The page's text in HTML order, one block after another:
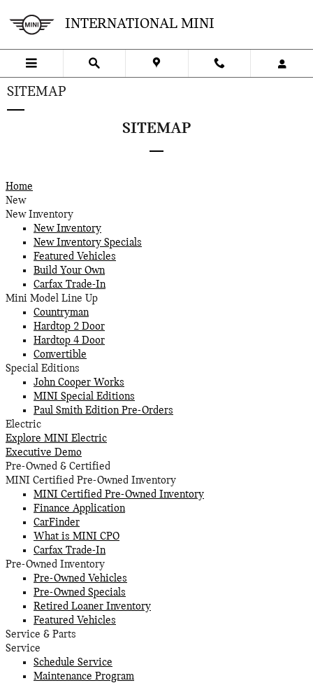
INTERNATIONAL MINI
SITEMAP
SITEMAP
Home
New
New Inventory
New Inventory
New Inventory Specials
Featured Vehicles
Build Your Own
Carfax Trade-In
Mini Model Line Up
Countryman
Hardtop 2 Door
Hardtop 4 Door
Convertible
Special Editions
John Cooper Works
MINI Special Editions
Paul Smith Edition Pre-Orders
Electric
Explore MINI Electric
Executive Demo
Pre-Owned & Certified
MINI Certified Pre-Owned Inventory
MINI Certified Pre-Owned Inventory
Finance Application
CarFinder
What is MINI CPO
Carfax Trade-In
Pre-Owned Inventory
Pre-Owned Vehicles
Pre-Owned Specials
Retired Loaner Inventory
Featured Vehicles
Service & Parts
Service
Schedule Service
Maintenance Program